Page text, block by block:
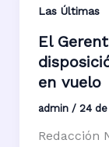
Las Últimas
El
en vuelo
admin / 24
Redacción